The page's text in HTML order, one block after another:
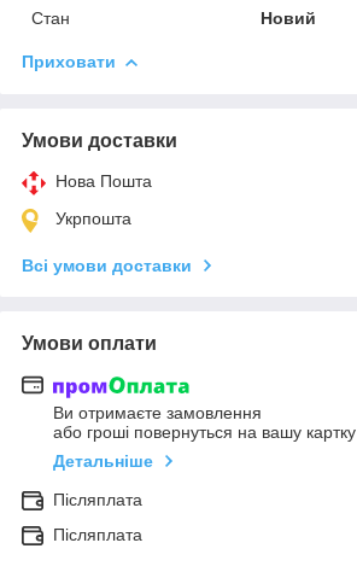
Стан
Новий
Приховати
Умови доставки
Нова Пошта
Укрпошта
Всі умови доставки
Умови оплати
Ви отримаєте замовлення
або гроші повернуться на вашу картку
Детальніше
Післяплата
Післяплата